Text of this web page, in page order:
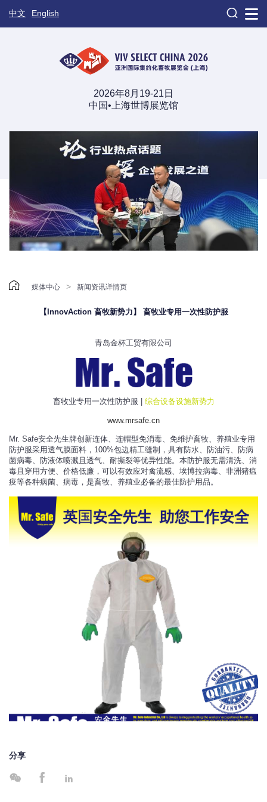
中文 English 
2026年8月19-21日
中国•上海世博展览馆
 媒体中心 > 新闻资讯详情页
【InnovAction 畜牧新势力】 畜牧业专用一次性防护服
青岛金杯工贸有限公司
畜牧业专用一次性防护服 | 综合设备设施新势力
www.mrsafe.cn
Mr. Safe安全先生牌创新连体、连帽型免消毒、免维护畜牧、养殖业专用
防护服采用透气膜面料，100%包边精工缝制，具有防水、防油污、防病
菌病毒、防液体喷溅且透气、耐撕裂等优异性能。本防护服无需清洗、消
毒且穿用方便、价格低廉，可以有效应对禽流感、埃博拉病毒、非洲猪瘟
疫等各种病菌、病毒，是畜牧、养殖业必备的最佳防护用品。
分享
  